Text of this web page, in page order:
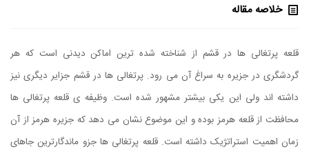
خلاصه مقاله
قلعه پرتغالی ها در قشم از شناخته شده ترین اماکن دیدنی است که هر
گردشگری در جزیره به سراغ آن می رود. پرتغالی ها در قشم جزایر دیگری نیز
داشته اند ولی این یکی بیشتر مشهور شده است. وظیفه ی قلعه پرتغالی ها
محافظت از قلعه هرمز بوده و این موضوع نشان می دهد که جزیره هرمز از آن
زمان اهمیت استراتژیک داشته است. قلعه پرتغالی ها جزو ماندگارترین جاهای